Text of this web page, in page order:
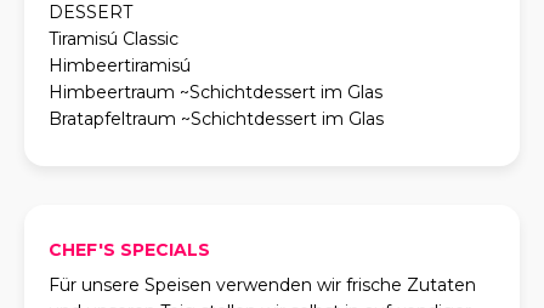
DESSERT
Tiramisú Classic
Himbeertiramisú
Himbeertraum ~Schichtdessert im Glas
Bratapfeltraum ~Schichtdessert im Glas
CHEF'S SPECIALS
Für unsere Speisen verwenden wir frische Zutaten